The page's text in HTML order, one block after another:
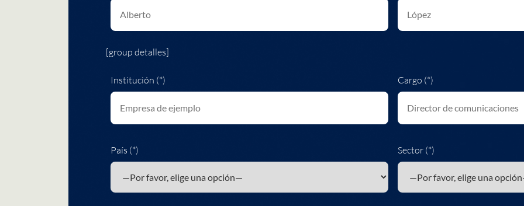
[group detalles]
Institución (*) Cargo (*)
País (*) Sector (*)